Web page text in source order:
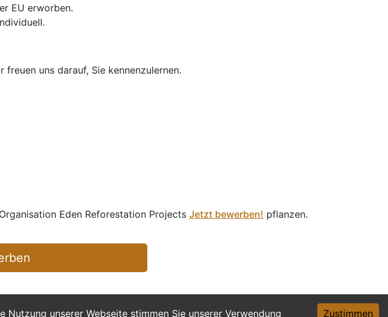
unserer Webseite stimmen Sie unserer Verwendung Zustimmen
EU erworben.
uns darauf, Sie kennenzulernen.
Eden Reforestation Projects Jetzt bewerben! pflanzen.